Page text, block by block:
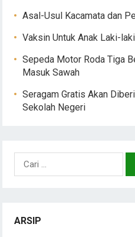
Asal-Usul Kacamata dan
Vaksin Untuk Anak Laki-
Sepeda Motor Roda Tiga
Masuk Sawah
Seragam Gratis Akan
Sekolah Negeri
Cari
untuk:
ARSIP